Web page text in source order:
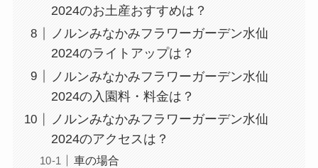
2024のお土産おすすめは？
ノルンみなかみフラワーガーデン水仙
2024のライトアップは？
ノルンみなかみフラワーガーデン水仙
2024の入園料・料金は？
ノルンみなかみフラワーガーデン水仙
2024のアクセスは？
車の場合